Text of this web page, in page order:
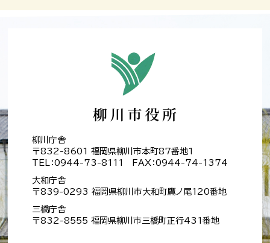
柳川庁舎
〒832-8601 福岡県柳川市本町87番地1
TEL：0944-73-8111 FAX：0944-74-1374
大和庁舎
〒839-0293 福岡県柳川市大和町鷹ノ尾120番地
三橋庁舎
〒832-8555 福岡県柳川市三橋町正行431番地